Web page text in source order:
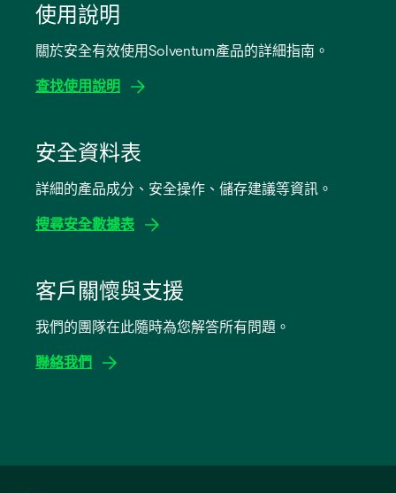
使用說明
關於安全有效使用Solventum產品的詳細指南。
查找使用說明
new
安全資料表
詳細的產品成分、安全操作、儲存建議等資訊。
搜尋安全數據表
new
客戶關懷與支援
我們的團隊在此隨時為您解答所有問題。
聯絡我們